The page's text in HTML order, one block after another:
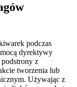
podczas
dyrektywy
z
tworzenia lub
Używając z